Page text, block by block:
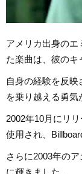
アメリカ出身のエ
た楽曲は、彼のキ
自身の経験を反
を乗り越える勇気
2002年10月にリ
使用され、
さらに2003年の
に輝きました。